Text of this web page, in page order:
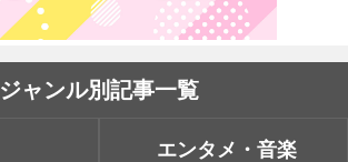
ジャンル別記事一覧
エンタメ・音楽